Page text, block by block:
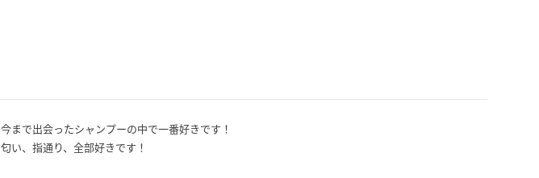
今まで出会ったシャンプーの中で一番好きです！
匂い、指通り、全部好きです！